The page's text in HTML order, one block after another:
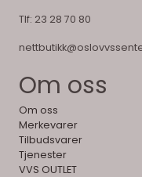
Tlf: 23 28 70 80
Om oss
Om oss
Merkevarer
Tilbudsvarer
Tjenester
VVS OUTLET